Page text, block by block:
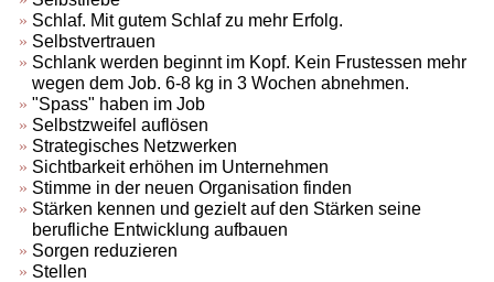
Schlaf. Mit gutem Schlaf zu mehr Erfolg.
Selbstvertrauen
Schlank werden beginnt im Kopf. Kein Frustessen mehr
wegen dem Job. 6-8 kg in 3 Wochen abnehmen.
"Spass" haben im Job
Selbstzweifel auflösen
Strategisches Netzwerken
Sichtbarkeit erhöhen im Unternehmen
Stimme in der neuen Organisation finden
Stärken kennen und gezielt auf den Stärken seine
berufliche Entwicklung aufbauen
Sorgen reduzieren
Stellen